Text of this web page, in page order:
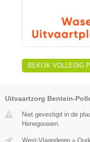
BEKIJK VOLLEDIG
Uitvaartzorg Bentein-
Niet gevestigd in de
Henegouwen.
West-Vlaanderen »